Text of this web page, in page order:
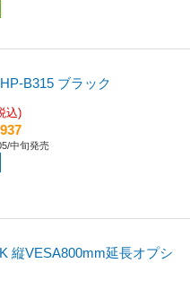
B315 ブラック
込)
中旬発売
縦VESA800mm延長オプシ